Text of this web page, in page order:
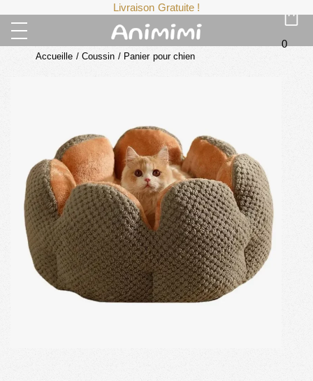
Livraison Gratuite !
0
Accueille / Coussin / Panier pour chien